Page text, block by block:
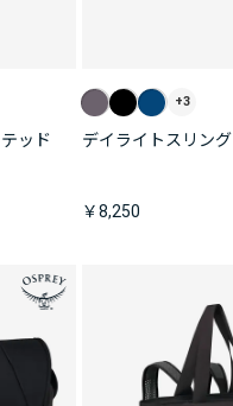
ッド
+3
デイライトスリング
￥8,250